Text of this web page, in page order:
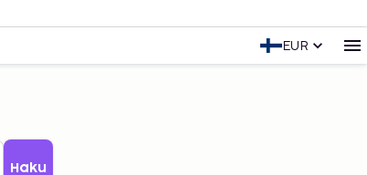
EUR
Haku